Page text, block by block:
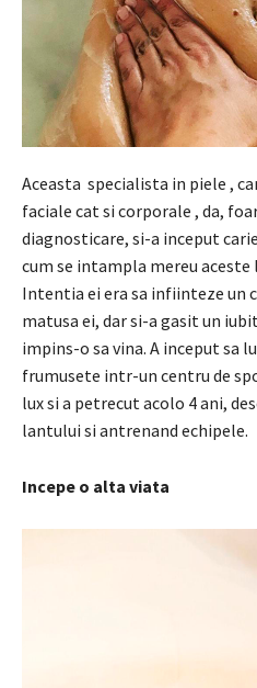
Aceasta specialista in piele ,
faciale cat si corporale , da,
diagnosticare, si-a inceput
cum se intampla mereu
Intentia ei era sa infiinteze un
matusa ei, dar si-a gasit un
impins-o sa vina. A inceput sa
frumusete intr-un centru de
lux si a petrecut acolo 4 ani,
lantului si antrenand echipele.
Incepe o alta viata